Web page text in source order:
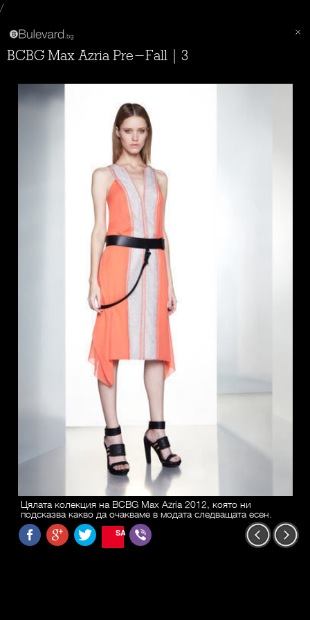
/
BCBG Max Azria Pre-Fall | 3
Цялата колекция на BCBG Max Azria 2012, която ни
подсказва какво да очакваме в модата следващата есен.
SAVE